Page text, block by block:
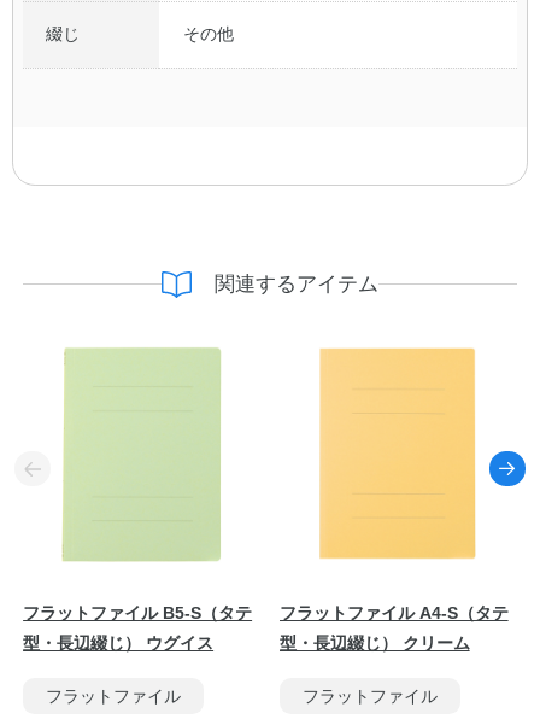
綴じ その他
関連するアイテム
フラットファイル B5-S（タテ
型・長辺綴じ） ウグイス
フラットファイル
フラットファイル A4-S（タテ
型・長辺綴じ） クリーム
フラットファイル